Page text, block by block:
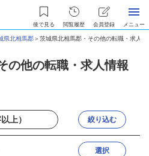
後で見る 閲覧履歴 会員登録 メニュー
県北相馬郡＞茨城県北相馬郡・その他の転職・求人情
の他の転職・求人情報
絞り込む
選択